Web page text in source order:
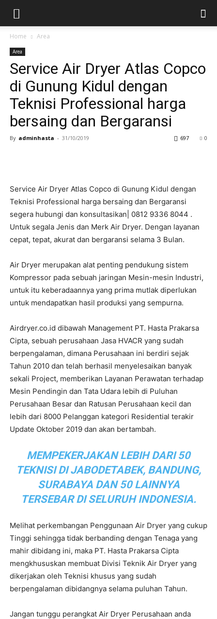
Home Area
Area
Service Air Dryer Atlas Copco
di Gunung Kidul dengan
Teknisi Professional harga
bersaing dan Bergaransi
By adminhasta - 31/10/2019 0
697
Service Air Dryer Atlas Copco di Gunung Kidul dengan
Teknisi Professional harga bersaing dan Bergaransi
segera hubungi dan konsultasikan| 0812 9336 8044 .
Untuk segala Jenis dan Merk Air Dryer. Dengan layanan
cepat, tepat, akurat dan bergaransi selama 3 Bulan.
Air Dryer merupakan alat penting pendukung sistem
Kompressor pada sebuah jaringan Mesin-mesin Industri,
untuk itu keberadaannya yang prima mutlak diperlukan
untuk mendapatkan hasil produksi yang sempurna.
Airdryer.co.id dibawah Management PT. Hasta Prakarsa
Cipta, sebuah perusahaan Jasa HVACR yang sudah
berpengalaman, dimana Perusahaan ini berdiri sejak
Tahun 2010 dan telah berhasil menyelesaikan banyak
sekali Project, memberikan Layanan Perawatan terhadap
Mesin Pendingin dan Tata Udara lebih di Puluhan
Perusahaan Besar dan Ratusan Perusahaan kecil dan
lebih dari 8000 Pelanggan kategori Residential terakir
Update Oktober 2019 dan akan bertambah.
MEMPEKERJAKAN LEBIH DARI 50
TEKNISI DI JABODETABEK, BANDUNG,
SURABAYA DAN 50 LAINNYA
TERSEBAR DI SELURUH INDONESIA.
Melihat perkembangan Penggunaan Air Dryer yang cukup
Tinggi sehingga tidak berbanding dengan Tenaga yang
mahir dibidang ini, maka PT. Hasta Prakarsa Cipta
mengkhususkan membuat Divisi Teknik Air Dryer yang
dikerjakan oleh Teknisi khusus yang sudah
berpengalaman dibidangnya selama puluhan Tahun.
Jangan tunggu perangkat Air Dryer Perusahaan anda